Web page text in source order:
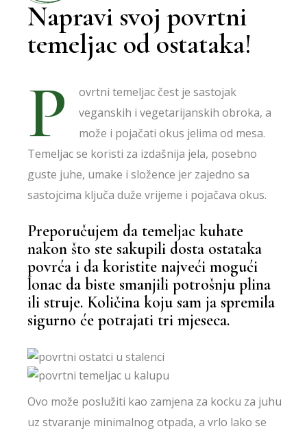
Napravi svoj povrtni
temeljac od ostataka!
P
ovrtni temeljac čest je sastojak
veganskih i vegetarijanskih obroka, a
može i pojačati okus jelima od mesa.
Temeljac se koristi za izdašnija jela, posebno
guste juhe, umake i složence jer zajedno sa
sastojcima ključa duže vrijeme i pojačava okus.
Preporučujem da temeljac kuhate
nakon što ste sakupili dosta ostataka
povrća i da koristite najveći mogući
lonac da biste smanjili potrošnju plina
ili struje. Količina koju sam ja spremila
sigurno će potrajati tri mjeseca.
Ovo može poslužiti kao zamjena za kocku za juhu
uz stvaranje minimalnog otpada, a vrlo lako se